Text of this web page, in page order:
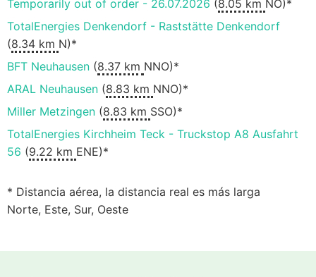
Temporarily out of order - 26.07.2026 (8.05 km NO)*
TotalEnergies Denkendorf - Raststätte Denkendorf
(8.34 km N)*
BFT Neuhausen (8.37 km NNO)*
ARAL Neuhausen (8.83 km NNO)*
Miller Metzingen (8.83 km SSO)*
TotalEnergies Kirchheim Teck - Truckstop A8 Ausfahrt
56 (9.22 km ENE)*
* Distancia aérea, la distancia real es más larga
Norte, Este, Sur, Oeste